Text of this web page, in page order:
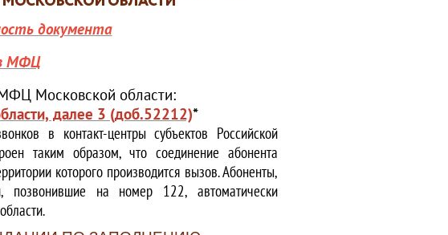
документа
МФЦ
Московской области:
далее 3 (доб.52212)*
в контакт-центры субъектов Российской
таким образом, что соединение абонента
которого производится вызов. Абоненты,
позвонившие на номер 122, автоматически